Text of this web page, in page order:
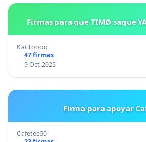
Firmas para que TIMØ saque
Karitoooo
47 firmas
9 Oct 2025
Firma para apoyar
Cafetec60